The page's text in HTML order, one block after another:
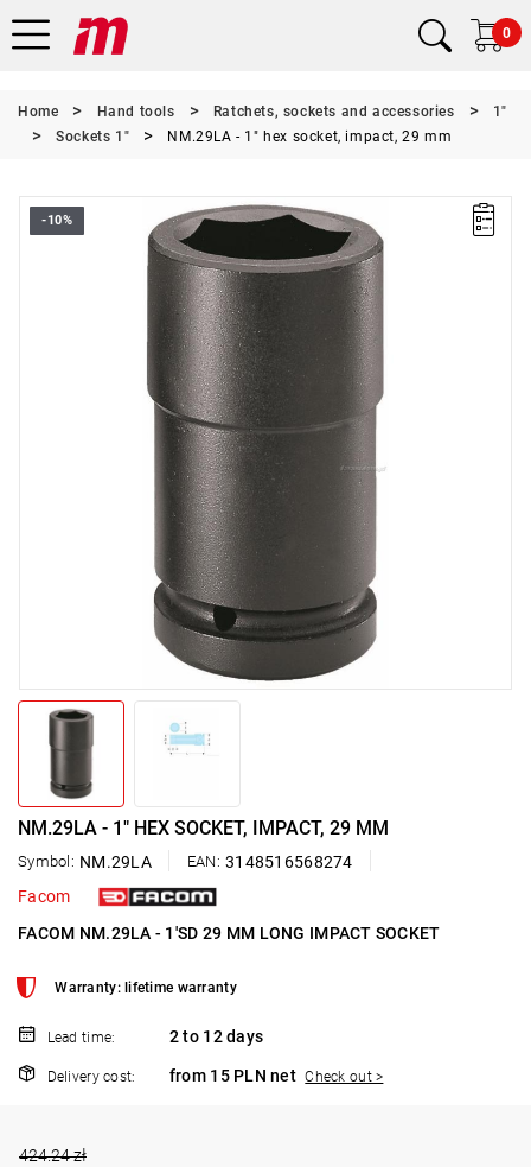
0
Home Hand tools Ratchets, sockets and accessories
1"
Sockets 1"
NM.29LA - 1" hex socket, impact, 29 mm
-10%
NM.29LA - 1" HEX SOCKET, IMPACT, 29 MM
Symbol: NM.29LA EAN: 3148516568274
Facom
FACOM NM.29LA - 1'SD 29 MM LONG IMPACT SOCKET
Warranty: lifetime warranty
Lead time: 2 to 12 days
Delivery cost: from 15 PLN net Check out >
424.24 zł